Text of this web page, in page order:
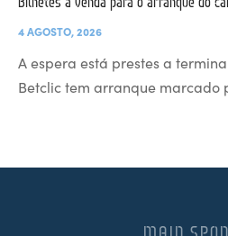
4 AGOSTO, 2026
A espera está prestes a
Betclic tem arranque